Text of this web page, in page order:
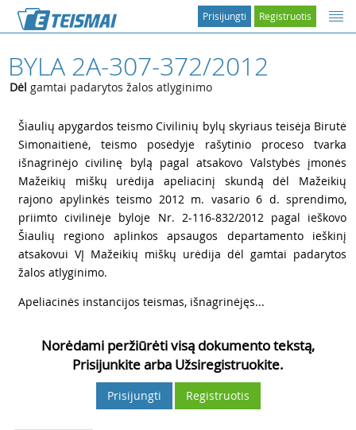
Registruotis
Prisijungti
BYLA 2A-307-372/2012
Dėl gamtai padarytos žalos atlyginimo
Šiaulių apygardos teismo Civilinių bylų skyriaus teisėja Birutė
Simonaitienė, teismo posėdyje rašytinio proceso tvarka
išnagrinėjo civilinę bylą pagal atsakovo Valstybės įmonės
Mažeikių miškų urėdija apeliacinį skundą dėl Mažeikių
rajono apylinkės teismo 2012 m. vasario 6 d. sprendimo,
priimto civilinėje byloje Nr. 2-116-832/2012 pagal ieškovo
Šiaulių regiono aplinkos apsaugos departamento ieškinį
atsakovui VĮ Mažeikių miškų urėdija dėl gamtai padarytos
žalos atlyginimo.
Apeliacinės instancijos teismas, išnagrinėjęs...
Norėdami peržiūrėti visą dokumento tekstą,
Prisijunkite arba Užsiregistruokite.
Prisijungti Registruotis